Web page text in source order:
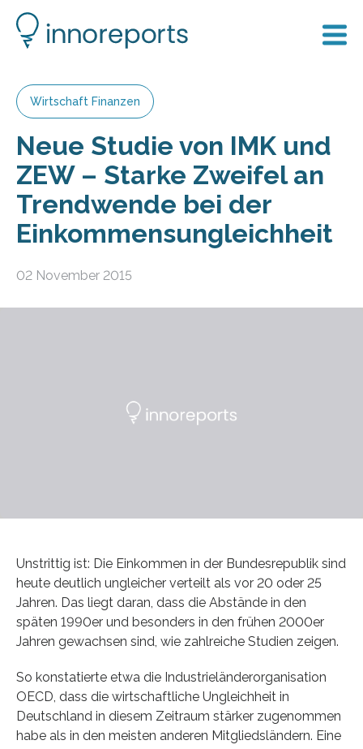
Wirtschaft Finanzen
Neue Studie von IMK und
ZEW – Starke Zweifel an
Trendwende bei der
Einkommensungleichheit
02 November 2015
Unstrittig ist: Die Einkommen in der Bundesrepublik sind
heute deutlich ungleicher verteilt als vor 20 oder 25
Jahren. Das liegt daran, dass die Abstände in den
späten 1990er und besonders in den frühen 2000er
Jahren gewachsen sind, wie zahlreiche Studien zeigen.
So konstatierte etwa die Industrieländerorganisation
OECD, dass die wirtschaftliche Ungleichheit in
Deutschland in diesem Zeitraum stärker zugenommen
habe als in den meisten anderen Mitgliedsländern. Eine